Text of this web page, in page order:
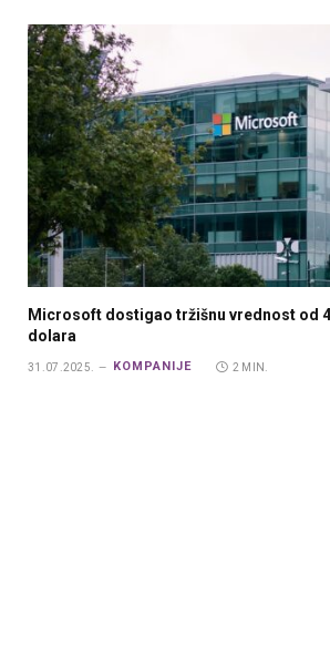
Microsoft dostigao tržišnu vrednost od
dolara
31.07.2025. KOMPANIJE 2 MIN.